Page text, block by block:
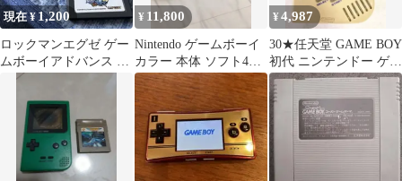
現在 ¥ 1,200
ロックマンエグゼ ゲー
ムボーイアドバンス ソ
フト まとめ売り
¥ 11,800
Nintendo ゲームボーイ
カラー 本体 ソフト4本
カメラセットジャンク
品
¥4,987
30★任天堂 GAME BOY
初代 ニンテンドー ゲー
ムボーイ 白黒